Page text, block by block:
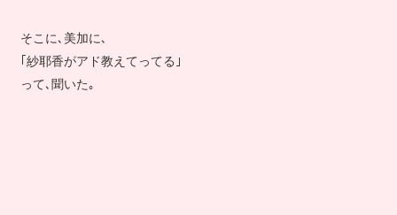
そこに､美加に､
｢紗耶香がアド教えてってる｣
って､聞いた｡